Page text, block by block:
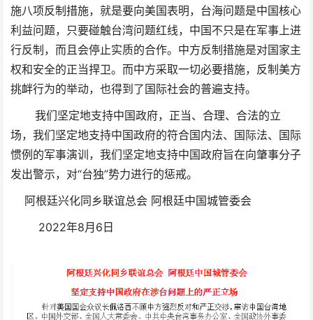
施八项反制措施，就是要向美国表明，台海问题是中国核心
利益问题，只要碰触台湾问题红线，中国不只是在军事上进
行反制，而且会停止实质的合作。中方反制措施是对国家主
权和安全的正当捍卫。而中方采取一切必要措施，反制美方
挑衅行为的举动，也得到了国际社会的普遍支持。
我们坚定地支持中国政府，正当、合理、合法的立
场，我们坚定地支持中国政府的符合国内法、国际法、国际
惯例的军事演训，我们坚定地支持中国政府旨在向肇事分子
发出警示，对“台独”势力进行的惩戒。
阿根廷兴化同乡联谊总会 阿根廷中国城管委会
2022年8月6日